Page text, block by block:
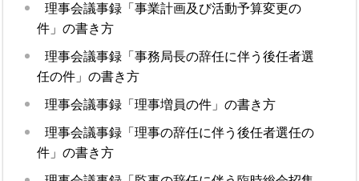
理事会議事録「事業計画及び活動予算変更の
件」の書き方
理事会議事録「事務局長の辞任に伴う後任者選
任の件」の書き方
理事会議事録「理事増員の件」の書き方
理事会議事録「理事の辞任に伴う後任者選任の
件」の書き方